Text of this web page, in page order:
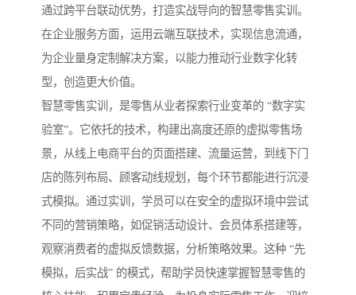
通过跨平台联动优势，打造实战导向的智慧零售实训。
在企业服务方面，运用云端互联技术，实现信息流通，
为企业量身定制解决方案，以能力推动行业数字化转
型，创造更大价值。
智慧零售实训，是零售从业者探索行业变革的 “数字实
验室”。它依托的技术，构建出高度还原的虚拟零售场
景，从线上电商平台的页面搭建、流量运营，到线下门
店的陈列布局、顾客动线规划，每个环节都能进行沉浸
式模拟。通过实训，学员可以在安全的虚拟环境中尝试
不同的营销策略，如促销活动设计、会员体系搭建等，
观察消费者的虚拟反馈数据，分析策略效果。这种 “先
模拟，后实战” 的模式，帮助学员快速掌握智慧零售的